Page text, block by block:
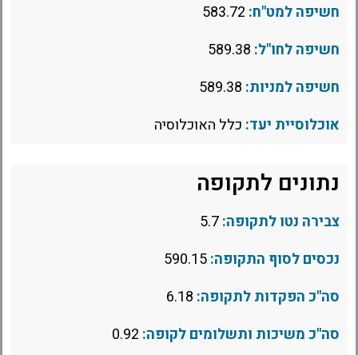
חשיפה למט"ח:
חשיפה לחו"ל:
חשיפה למניות:
אוכלוסיית יעד: כלל האוכלוסיה
נתונים לתקופה
צבירה נטו לתקופה:
נכסים לסוף התקופה:
סה"כ הפקדות לתקופה:
סה"כ משיכות ותשלומים לקופה: